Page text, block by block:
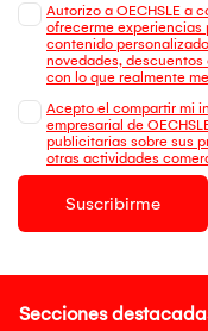
Autorizo a OECHSLE a
ofrecerme experiencias
contenido
novedades,
con lo que realmente
Acepto el compartir mi
empresarial de
publicitarias sobre sus
otras actividades
Suscribirme
Secciones